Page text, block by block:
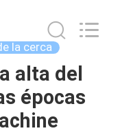
la cerca
alta del
épocas